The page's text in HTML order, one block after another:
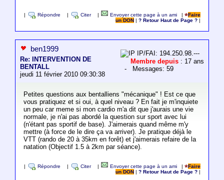
Répondre Citer Envoyer cette page à un ami |
Faire
un DON
|? Retour Haut de Page ?
ben1999
Re: INTERVENTION DE
BENTALL
jeudi 11 février 2010 09:30:38
IP/FAI: 194.250.98.---
Membre depuis : 17 ans
- Messages: 59
Petites questions aux bentalliens "mécanique" ! Est ce que
vous pratiquez et si oui, à quel niveau ? En fait je m'inquiete
un peu car meme si mon cardio m'a dit que j'aurais une vie
normale, je n'ai pas abordé la question sur sport avec lui
(n'étant pas sportif de base). J'aimerais quand même m'y
mettre (à force de le dire ça va arriver). Je pratique déjà le
VTT (rando de 20 à 35km en forêt) et j'aimerais refaire de la
natation (Objectif 1.5 à 2km par séance).
Répondre Citer Envoyer cette page à un ami |
Faire
un DON
|? Retour Haut de Page ?